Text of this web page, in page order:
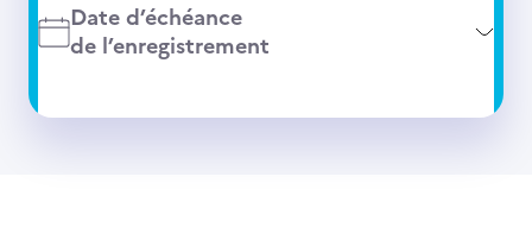
Date d’échéance
de l’enregistrement